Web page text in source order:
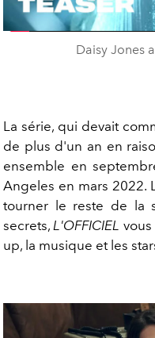
Daisy Jones
La série, qui devait
de plus d'un an en
ensemble en
Angeles en mars 2022.
tourner le reste de la
secrets,L'OFFICIEL
up, la musique et les